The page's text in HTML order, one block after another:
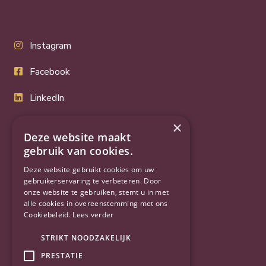
Instagram
Facebook
LinkedIn
YouTube
×
Deze website maakt
gebruik van cookies.
Deze website gebruikt cookies om uw
gebruikerservaring te verbeteren. Door
onze website te gebruiken, stemt u in met
alle cookies in overeenstemming met ons
Cookiebeleid. Lees verder
STRIKT NOODZAKELIJK
PRESTATIE